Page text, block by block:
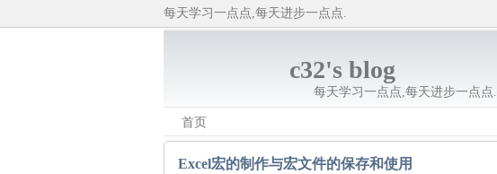
每天学习一点点,每天进步一点点.
c32's blog
每天学习一点点,每天进步一点点.
首页
Excel宏的制作与宏文件的保存和使用